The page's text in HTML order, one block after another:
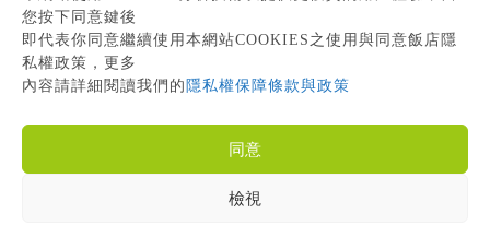
您按下同意鍵後
即代表你同意繼續使用本網站COOKIES之使用與同意飯店隱
私權政策，更多
內容請詳細閱讀我們的 隱私權保障條款與政策
同意
檢視